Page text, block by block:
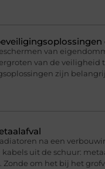
van
van de veiligheid
zijn
na een
uit de schuur:
Zonde om het bij het